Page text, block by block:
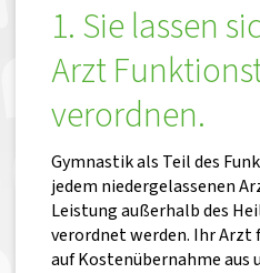
1. Sie lassen
Arzt
verordnen.
Gymnastik als Teil des
jedem niedergelassenen
Leistung außerhalb des
verordnet werden. Ihr
auf Kostenübernahme aus